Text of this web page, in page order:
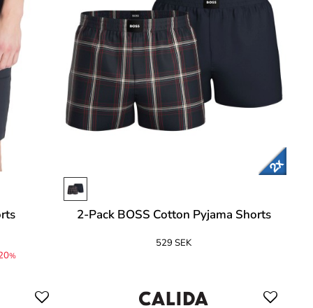
%
2-Pack BOSS Cotton Pyjama Shorts
529 SEK